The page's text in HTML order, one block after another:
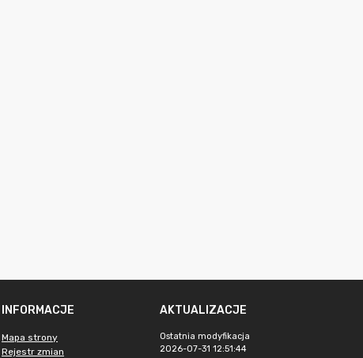
INFORMACJE
Mapa strony
Rejestr zmian
AKTUALIZACJE
Ostatnia modyfikacja
2026-07-31 12:51:44